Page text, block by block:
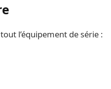
l’équipement de série :